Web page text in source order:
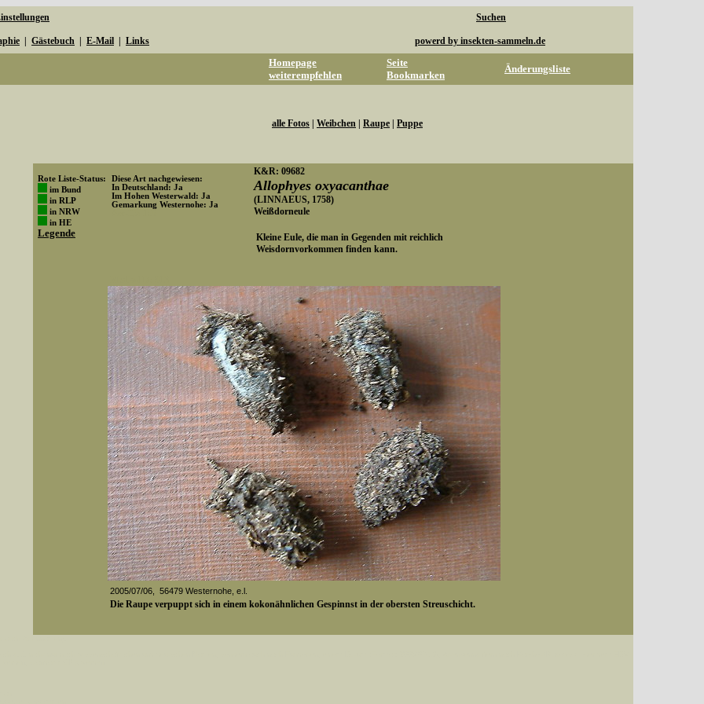
Suchen
Gästebuch E-Mail Links powerd by insekten-sammeln.de
Homepage
weiterempfehlen
Seite
Bookmarken
Änderungsliste
alle Fotos Weibchen Raupe Puppe
Rote Liste-Status:
im Bund
in RLP
in NRW
in HE
Legende
Diese Art nachgewiesen:
In Deutschland: Ja
Im Hohen Westerwald: Ja
Gemarkung Westernohe: Ja
K&R: 09682
Allophyes oxyacanthae
(LINNAEUS, 1758)
Weißdorneule
Kleine Eule, die man in Gegenden mit reichlich
Weisdornvorkommen finden kann.
2005/07/06, 56479 Westernohe, e.l.
Die Raupe verpuppt sich in einem kokonähnlichen Gespinnst in der obersten Streuschicht.